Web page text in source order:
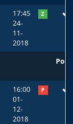
17:45
24-
11-
2018
Z
16:00
01-
12-
2018
P